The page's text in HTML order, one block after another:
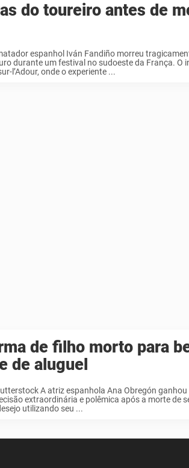
do toureiro antes de
espanhol Iván Fandiño morreu
durante um festival no sudoeste da França. O
l’Adour, onde o experiente ...
de filho morto para
de aluguel
A atriz espanhola Ana Obregón
extraordinária e polêmica após a morte de
utilizando seu ...